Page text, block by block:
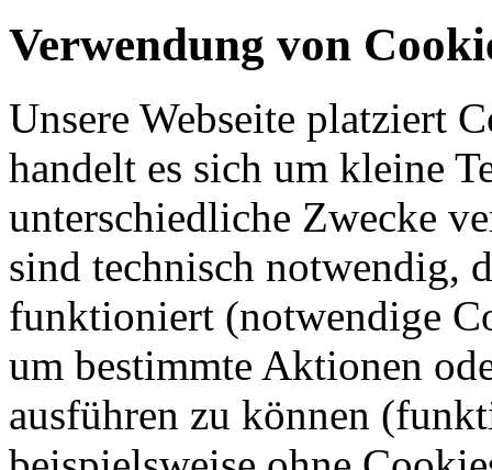
Verwendung von
Unsere Webseite platziert
handelt es sich um kleine
unterschiedliche Zwecke
sind technisch notwendig,
funktioniert (notwendige
um bestimmte Aktionen
ausführen zu können